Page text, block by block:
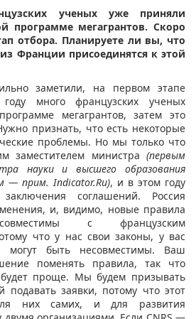
ученых уже приняли
программе мегагрантов. Скоро
отбора. Планируете ли вы, что
Франции присоединятся к этой
заметили, на первом этапе
много французских ученых
мегагрантов, затем это
признать, что есть некоторые
проблемы. Но мы только что
заместителем министра (первым
науки и высшего образования
— прим. Indicator.Ru), и в этом году
соглашений. Россия
и, видимо, новые правила
с французским
что у нас свои законы, у вас
быть несовместимы. Ваш
поменять правила, так что
будет проще. Мы будем призывать
подавать заявки, потому что этот
них самих, и для развития